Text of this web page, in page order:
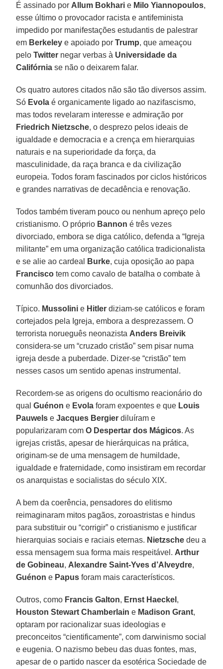
É assinado por Allum Bokhari e Milo Yiannopoulos,
esse último o provocador racista e antifeminista
impedido por manifestações estudantis de palestrar
em Berkeley e apoiado porTrump, que ameaçou
peloTwitter negar verbas à Universidade da
Califórnia se não o deixarem falar.
Os quatro autores citados não são tão diversos assim.
Só Evola é organicamente ligado ao nazifascismo,
mas todos revelaram interesse e admiração por
Friedrich Nietzsche, o desprezo pelos ideais de
igualdade e democracia e a crença em hierarquias
naturais e na superioridade da força, da
masculinidade, da raça branca e da civilização
europeia. Todos foram fascinados por ciclos históricos
e grandes narrativas de decadência e renovação.
Todos também tiveram pouco ou nenhum apreço pelo
cristianismo. O próprio Bannon é três vezes
divorciado, embora se diga católico, defenda a “Igreja
militante” em uma organização católica tradicionalista
e se alie ao cardeal
Burke, cuja oposição ao papa
Francisco tem como cavalo de batalha o combate à
comunhão dos divorciados.
Típico. Mussolini e Hitler diziam-se católicos e foram
cortejados pela Igreja, embora a desprezassem. O
terrorista norueguês neonazista Anders Breivik
considera-se um “cruzado cristão” sem pisar numa
igreja desde a puberdade. Dizer-se “cristão” tem
nesses casos um sentido apenas instrumental.
Recordem-se as origens do ocultismo reacionário do
qualGuénon e Evola foram expoentes e que Louis
Pauwels eJacques Bergier diluíram e
popularizaram comO Despertar dos Mágicos. As
igrejas cristãs, apesar de hierárquicas na prática,
originam-se de uma mensagem de humildade,
igualdade e fraternidade, como insistiram em recordar
os anarquistas e socialistas do século XIX.
A bem da coerência, pensadores do elitismo
reimaginaram mitos pagãos, zoroastristas e hindus
para substituir ou “corrigir” o cristianismo e justificar
hierarquias sociais e raciais eternas. Nietzsche deu a
essa mensagem sua forma mais respeitável. Arthur
de Gobineau, Alexandre Saint-Yves d’Alveydre,
Guénon e Papus foram mais característicos.
Outros, como Francis Galton, Ernst Haeckel ,
Houston Stewart Chamberlain e Madison Grant,
optaram por racionalizar suas ideologias e
preconceitos “cientificamente”, com darwinismo social
e eugenia. O nazismo bebeu das duas fontes, mas,
apesar de o partido nascer da esotérica Sociedade de